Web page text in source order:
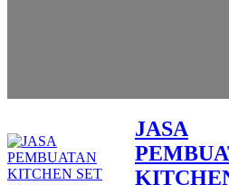
JASA